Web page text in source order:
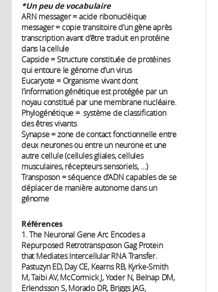
*Un peu de vocabulaire
ARN messager = acide ribonucléique
messager = copie transitoire d’un gène après
transcription avant d’être traduit en protéine
dans la cellule
Capside = Structure constituée de protéines
qui entoure le génome d’un virus
Eucaryote = Organisme vivant dont
l’information génétique est protégée par un
noyau constitué par une membrane nucléaire.
Phylogénétique = système de classification
des êtres vivants
Synapse = zone de contact fonctionnelle entre
deux neurones ou entre un neurone et une
autre cellule (cellules gliales, cellules
musculaires, récepteurs sensoriels, …)
Transposon = séquence d’ADN capables de se
déplacer de manière autonome dans un
génome
Références
1. The Neuronal Gene Arc Encodes a
Repurposed Retrotransposon Gag Protein
that Mediates Intercellular RNA Transfer.
Pastuzyn ED, Day CE, Kearns RB, Kyrke-Smith
M, Taibi AV, McCormick J, Yoder N, Belnap DM,
Erlendsson S, Morado DR, Briggs JAG,